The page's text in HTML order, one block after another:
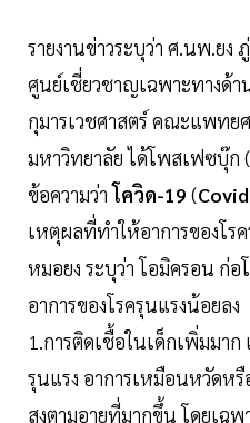
รายงานข่าวระบุว่า ศ.นพ.ยง
ศูนย์เชี่ยวชาญเฉพาะทางด้า
กุมารเวชศาสตร์ คณะแพทย
มหาวิทยาลัย ได้โพสเฟซบุ๊ก
ข้อความว่าโควิด-19 (
เหตุผลที่ทำให้อาการของโร
หมอยง ระบุว่า โอมิครอน ก่
อาการของโรครุนแรงน้อยลง
1.การติดเชื้อในเด็กเพิ่มมา
รุนแรง อาการเหมือนหวัดหรื
สูงตามอายุที่มากขึ้น โดยเฉพ